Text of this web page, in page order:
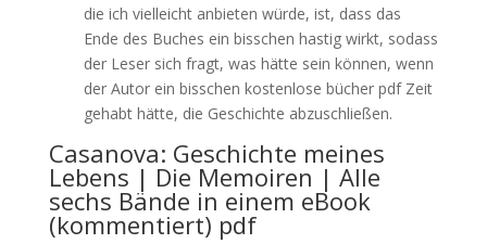
die ich vielleicht anbieten würde, ist, dass das
Ende des Buches ein bisschen hastig wirkt, sodass
der Leser sich fragt, was hätte sein können, wenn
der Autor ein bisschen kostenlose bücher pdf Zeit
gehabt hätte, die Geschichte abzuschließen.
Casanova: Geschichte meines
Lebens | Die Memoiren | Alle
sechs Bände in einem eBook
(kommentiert) pdf